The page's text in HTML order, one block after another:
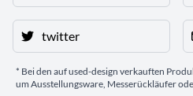
twitter
* Bei den auf used-design verkauften
um Ausstellungsware, Messerückläufer